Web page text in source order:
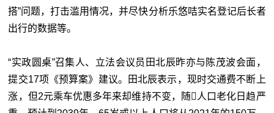
搭”问题，打击滥用情况，并尽快分析乐悠咭实名登记后长者
出行的数据等。
“实政圆桌”召集人、立法会议员田北辰昨亦与陈茂波会面，
提交17项《预算案》建议。田北辰表示，现时交通费不断上
涨，但2元乘车优惠多年来却维持不变，随人口老化日趋严